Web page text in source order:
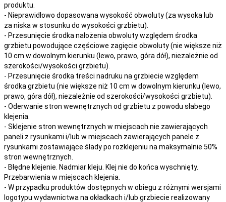
produktu.
- Nieprawidłowo dopasowana wysokość obwoluty (za wysoka lub
za niska w stosunku do wysokości grzbietu).
- Przesunięcie środka nałożenia obwoluty względem środka
grzbietu powodujące częściowe zagięcie obwoluty (nie większe niż
10 cm w dowolnym kierunku (lewo, prawo, góra dół), niezależnie od
szerokości/wysokości grzbietu).
- Przesunięcie środka treści nadruku na grzbiecie względem
środka grzbietu (nie większe niż 10 cm w dowolnym kierunku (lewo,
prawo, góra dół), niezależnie od szerokości/wysokości grzbietu).
- Oderwanie stron wewnętrznych od grzbietu z powodu słabego
klejenia.
- Sklejenie stron wewnętrznych w miejscach nie zawierających
paneli z rysunkami i/lub w miejscach zawierających panele z
rysunkami zostawiające ślady po rozklejeniu na maksymalnie 50%
stron wewnętrznych.
- Błędne klejenie. Nadmiar kleju. Klej nie do końca wyschnięty.
Przebarwienia w miejscach klejenia.
- W przypadku produktów dostępnych w obiegu z różnymi wersjami
logotypu wydawnictwa na okładkach i/lub grzbiecie realizowany